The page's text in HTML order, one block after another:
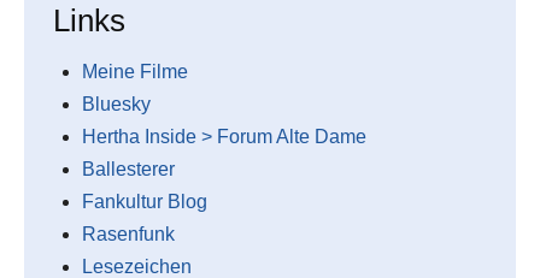
Links
Meine Filme
Bluesky
Hertha Inside > Forum Alte Dame
Ballesterer
Fankultur Blog
Rasenfunk
Lesezeichen